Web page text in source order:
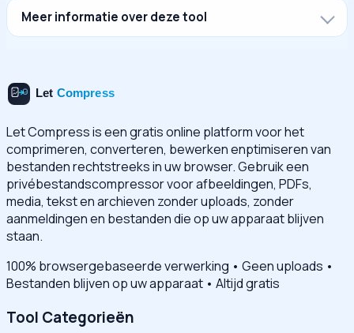
Meer informatie over deze tool
Let Compress is een gratis online platform voor het
comprimeren, converteren, bewerken enptimiseren van
bestanden rechtstreeks in uw browser. Gebruik een
privébestandscompressor voor afbeeldingen, PDFs,
media, tekst en archieven zonder uploads, zonder
aanmeldingen en bestanden die op uw apparaat blijven
staan.
100% browsergebaseerde verwerking • Geen uploads •
Bestanden blijven op uw apparaat • Altijd gratis
Tool Categorieën